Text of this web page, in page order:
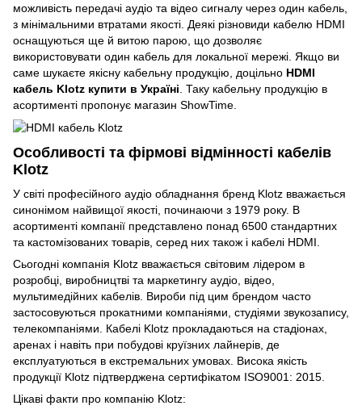
можливість передачі аудіо та відео сигналу через один кабель,
з мінімальними втратами якості. Деякі різновиди кабелю HDMI
оснащуються ще й витою парою, що дозволяє
використовувати один кабель для локальної мережі. Якщо ви
саме шукаєте якісну кабельну продукцію, доцільно HDMI
кабель Klotz купити в Україні . Таку кабельну продукцію в
асортименті пропонує магазин ShowTime.
Особливості та фірмові відмінності кабелів
Klotz
У світі професійного аудіо обладнання бренд Klotz вважається
синонімом найвищої якості, починаючи з 1979 року. В
асортименті компанії представлено понад 6500 стандартних
та кастомізованих товарів, серед них також і кабелі HDMI.
Сьогодні компанія Klotz вважається світовим лідером в
розробці, виробництві та маркетингу аудіо, відео,
мультимедійних кабелів. Вироби під цим брендом часто
застосовуються прокатними компаніями, студіями звукозапису,
телекомпаніями. Кабелі Klotz прокладаються на стадіонах,
аренах і навіть при побудові круїзних лайнерів, де
експлуатуються в екстремальних умовах. Висока якість
продукції Klotz підтверджена сертифікатом ISO9001: 2015.
Цікаві факти про компанію Klotz: